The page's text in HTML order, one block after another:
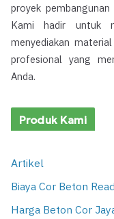
proyek
Kami hadir untuk
menyediakan
profesional yang
Anda.
Produk Kami
Artikel
Biaya Cor Beton
Harga Beton Cor